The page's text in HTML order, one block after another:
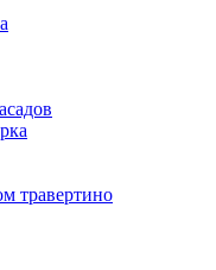
травертино